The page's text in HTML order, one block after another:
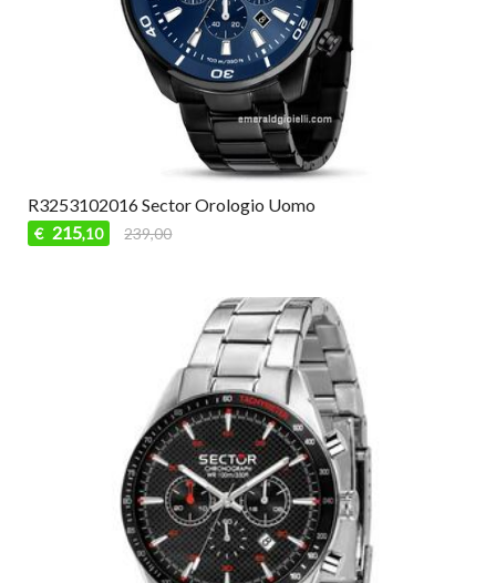
R3253102016 Sector Orologio Uomo
€ 215,10 239,00